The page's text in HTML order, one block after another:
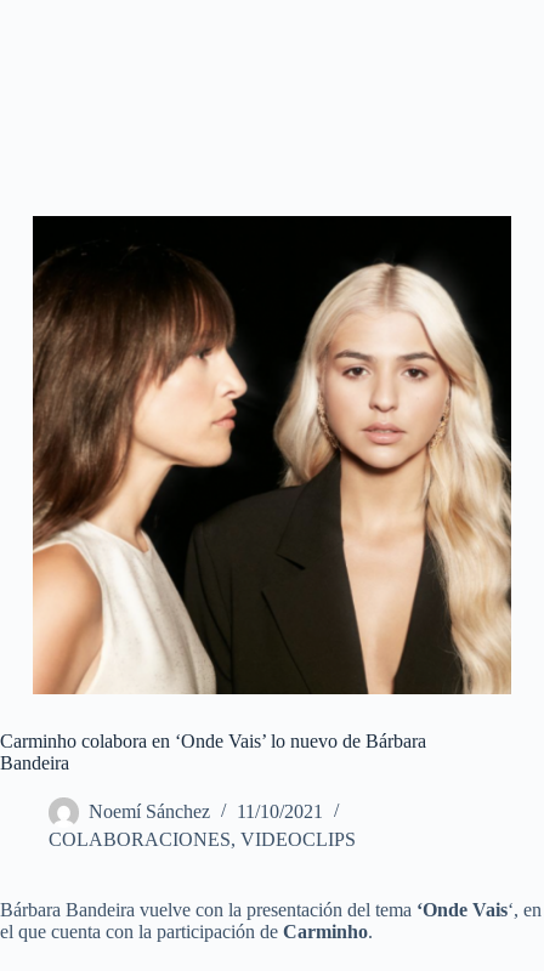
Carminho colabora en ‘Onde Vais’ lo nuevo de Bárbara
Bandeira
Noemí Sánchez
11/10/2021
COLABORACIONES, VIDEOCLIPS
Bárbara Bandeira vuelve con la presentación del tema ‘Onde Vais‘, en
el que cuenta con la participación de Carminho.